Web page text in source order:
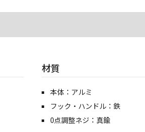
材質
本体：アルミ
フック・ハンドル：鉄
0点調整ネジ：真鍮